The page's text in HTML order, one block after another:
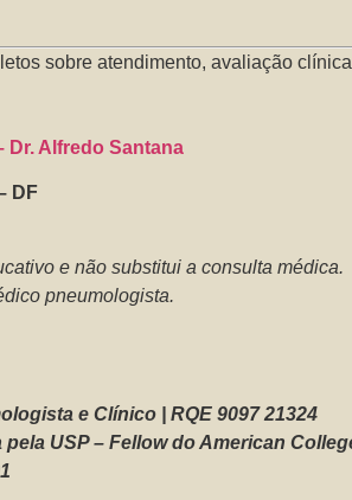
sobre atendimento, avaliação
Dr. Alfredo Santana
DF
e não substitui a consulta médica.
pneumologista.
e Clínico | RQE 9097 21324
USP – Fellow do American